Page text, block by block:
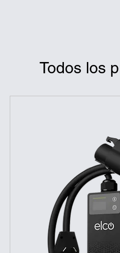
Todos los